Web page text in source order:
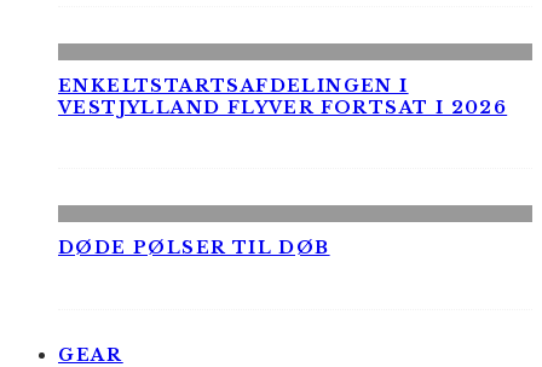
ENKELTSTARTSAFDELINGEN I
VESTJYLLAND FLYVER FORTSAT I 2026
DØDE PØLSER TIL DØB
GEAR